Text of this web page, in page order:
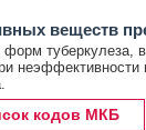
веществ
туберкулеза,
неэффективности
кодов МКБ